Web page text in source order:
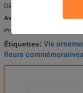
Décoration de pierre tombale
Avantage compétitif :
Prix concurrentiel et de haute
Étiquettes: Vis
fleurs commémoratives